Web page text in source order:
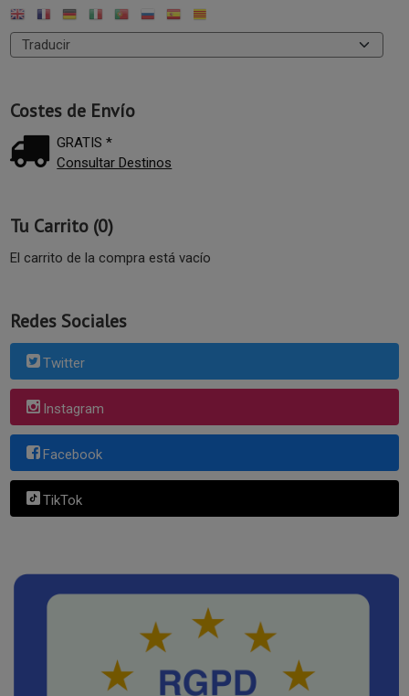
Costes de Envío
GRATIS *
Consultar Destinos
Tu Carrito (0)
El carrito de la compra está vacío
Redes Sociales
Twitter
Instagram
Facebook
TikTok